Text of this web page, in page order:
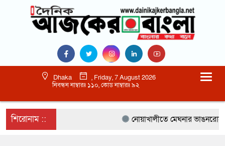
Dhaka
, Friday, 7 August 2026
নিবন্ধন নাম্বারঃ ১১০, কোড নাম্বারঃ ৯২
শিরোনাম :: নোয়াখালীতে মেঘনার ভাঙনরোধে